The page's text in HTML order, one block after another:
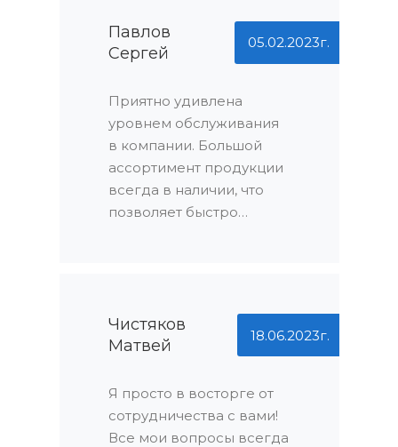
справились с задачей в
сжатые сроки, но и не
договоренности.
Никаких
дополнительных
расходов – это
действительно
порадовало!
Павлов
Сергей
05.02.2023г.
Приятно удивлена
уровнем обслуживания
в компании. Большой
ассортимент продукции
всегда в наличии, что
позволяет быстро
Вы всегда идете на
встречу, решаете любые
Спасибо!
Чистяков
Матвей
18.06.2023г.
Я просто в восторге от
сотрудничества с вами!
Все мои вопросы всегда